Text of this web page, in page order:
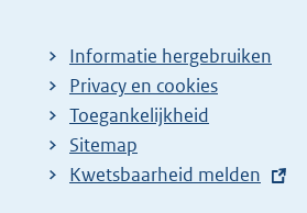
Informatie hergebruiken
Privacy en cookies
Toegankelijkheid
Sitemap
E
Kwetsbaarheid melden